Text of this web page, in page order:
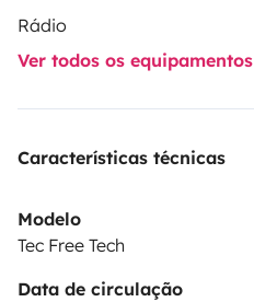
Rádio
Ver todos os equipamentos
Características técnicas
Modelo
Tec Free Tech
Data de circulação